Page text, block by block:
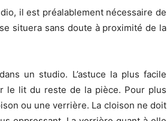
il est préalablement nécessaire de
situera sans doute à proximité de la
un studio. L’astuce la plus facile
le lit du reste de la pièce. Pour plus
ou une verrière. La cloison ne doit